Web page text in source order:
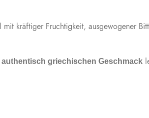
kräftiger Fruchtigkeit, ausgewogener
authentisch griechischen Geschmack